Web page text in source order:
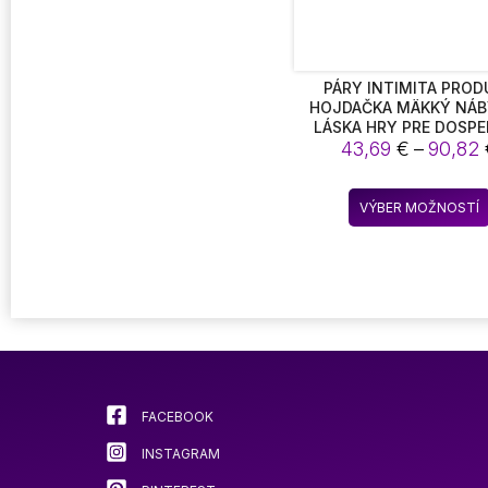
PÁRY INTIMITA
HOJDAČKA MÄKKÝ
LÁSKA HRY PRE
STOLIČKY ZÁVESNÉ
43,69€ –90,82
VÝBER MOŽNOSTÍ
FACEBOOK
INSTAGRAM